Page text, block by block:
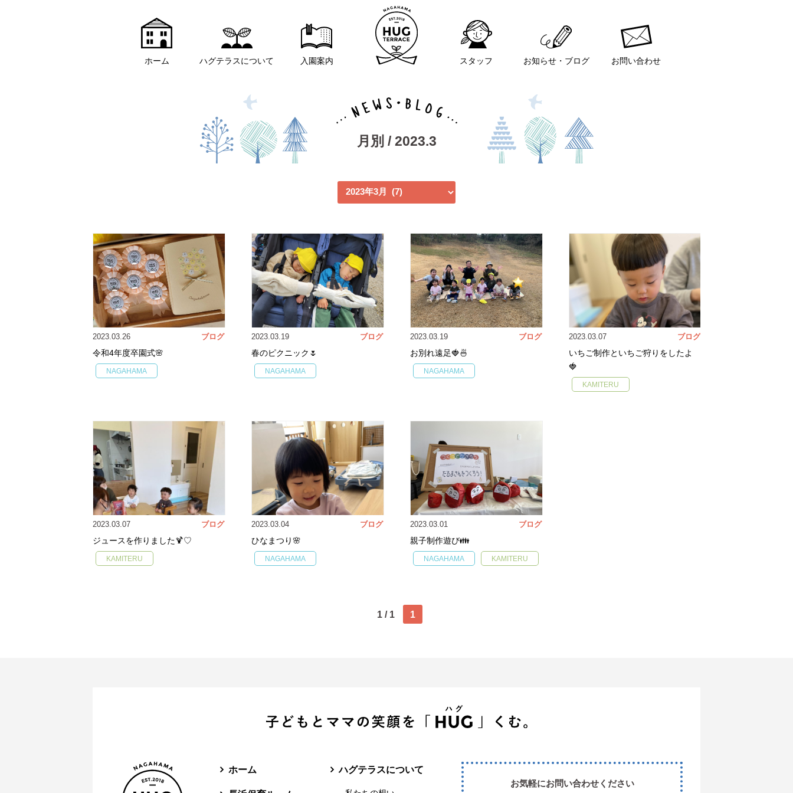
ホーム ハグテラスについて 入園案内 スタッフ お知らせ・ブログ お問い合わせ
月別 / 2023.3
2023.03.26 ブログ
令和4年度卒園式🌸
NAGAHAMA
2023.03.19 ブログ
春のピクニック🌷
NAGAHAMA
2023.03.19 ブログ
お別れ遠足🍓🍜
NAGAHAMA
2023.03.07 ブログ
いちご制作といちご狩りをしたよ
🍓
KAMITERU
2023.03.07 ブログ
ジュースを作りました🍹♡
KAMITERU
2023.03.04 ブログ
ひなまつり🌸
NAGAHAMA
2023.03.01 ブログ
親子制作遊び👪
NAGAHAMA KAMITERU
1 / 1 1
ホーム ハグテラスについて
お気軽にお問い合わせください